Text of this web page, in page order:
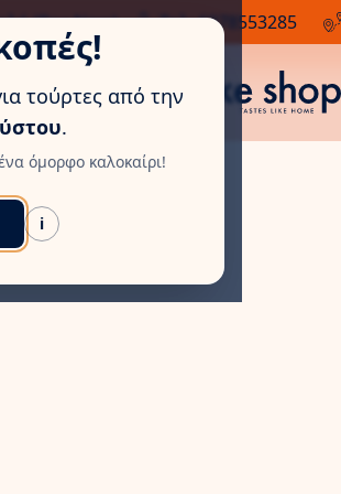
τούρτες από την
.
όμορφο καλοκαίρι!
i
(Box Now) Τηλ: 6978553285